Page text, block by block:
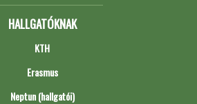
HALLGATÓKNAK
KTH
Erasmus
Neptun (hallgatói)